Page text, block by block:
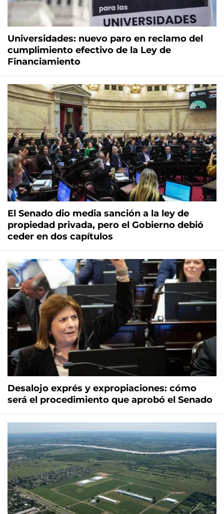
Universidades: nuevo paro en reclamo del
cumplimiento efectivo de la Ley de
Financiamiento
El Senado dio media sanción a la ley de
propiedad privada, pero el Gobierno debió
ceder en dos capítulos
Desalojo exprés y expropiaciones: cómo
será el procedimiento que aprobó el Senado